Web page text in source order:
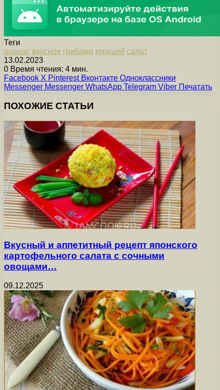
Теги
ананас вкусное грибами курицей салат
13.02.2023
0 Время чтения: 4 мин.
Facebook X Pinterest Вконтакте Одноклассники
Messenger Messenger WhatsApp Telegram Viber Печатать
ПОХОЖИЕ СТАТЬИ
Вкусный и аппетитный рецепт японского
картофельного салата с сочными
овощами…
09.12.2025